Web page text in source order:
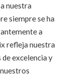
nuestra
siempre se ha
a
refleja nuestra
excelencia y